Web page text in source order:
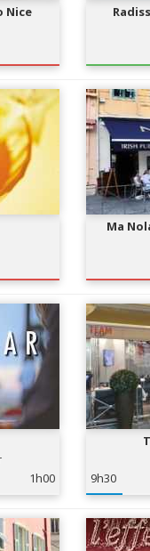
Nice
Ma
1h00
9h30